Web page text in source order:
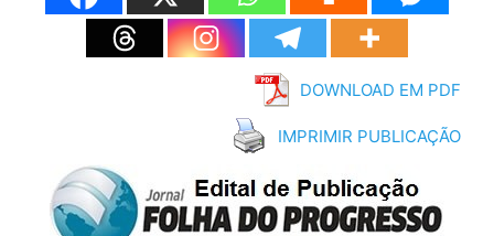
DOWNLOAD EM PDF
IMPRIMIR PUBLICAÇÃO